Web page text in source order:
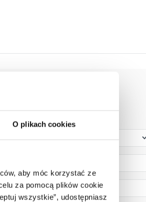
O plikach cookies
aby móc korzystać ze
za pomocą plików cookie
wszystkie”, udostępniasz